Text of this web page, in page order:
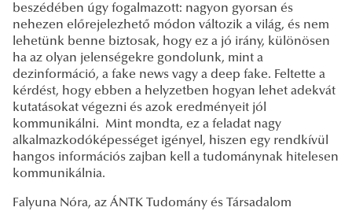
beszédében úgy fogalmazott: nagyon gyorsan és
nehezen előrejelezhető módon változik a világ, és nem
lehetünk benne biztosak, hogy ez a jó irány, különösen
ha az olyan jelenségekre gondolunk, mint a
dezinformáció, a fake news vagy a deep fake. Feltette a
kérdést, hogy ebben a helyzetben hogyan lehet adekvát
kutatásokat végezni és azok eredményeit jól
kommunikálni. Mint mondta, ez a feladat nagy
alkalmazkodóképességet igényel, hiszen egy rendkívül
hangos információs zajban kell a tudománynak hitelesen
kommunikálnia.
Falyuna Nóra, az ÁNTK Tudomány és Társadalom